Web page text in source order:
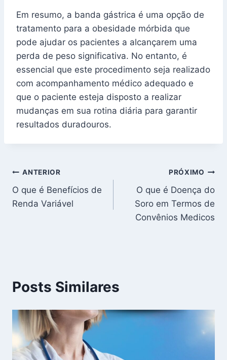
Em resumo, a banda gástrica é uma opção de
tratamento para a obesidade mórbida que
pode ajudar os pacientes a alcançarem uma
perda de peso significativa. No entanto, é
essencial que este procedimento seja realizado
com acompanhamento médico adequado e
que o paciente esteja disposto a realizar
mudanças em sua rotina diária para garantir
resultados duradouros.
Navegação
de
ANTERIOR
O que é Benefícios de
Renda Variável
PRÓXIMO
O que é Doença do
Soro em Termos de
Convênios Medicos
Posts Similares